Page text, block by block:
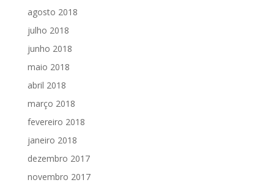
agosto 2018
julho 2018
junho 2018
maio 2018
abril 2018
março 2018
fevereiro 2018
janeiro 2018
dezembro 2017
novembro 2017